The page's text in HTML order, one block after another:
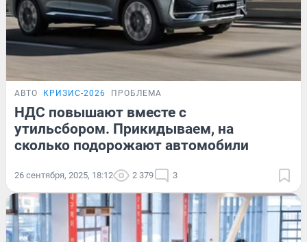
АВТО КРИЗИС-2026 ПРОБЛЕМА
НДС повышают вместе с
утильсбором. Прикидываем, на
сколько подорожают автомобили
26 сентября, 2025, 18:12 2 379 3